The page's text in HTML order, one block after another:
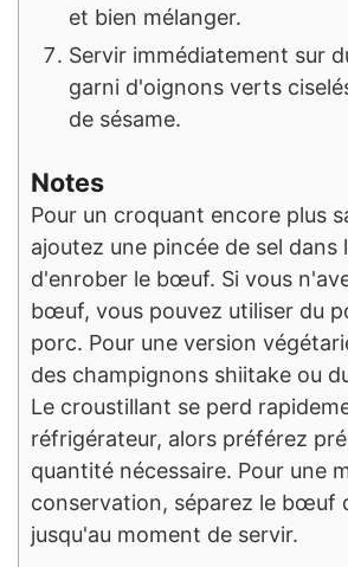
et bien mélanger.
Servir immédiatement sur
garni d'oignons verts
de sésame.
Notes
Pour un croquant encore plus
ajoutez une pincée de sel dans
d'enrober le bœuf. Si vous
bœuf, vous pouvez utiliser du
porc. Pour une version
des champignons shiitake ou
Le croustillant se perd
réfrigérateur, alors préférez
quantité nécessaire. Pour une
conservation, séparez le bœuf
jusqu'au moment de servir.